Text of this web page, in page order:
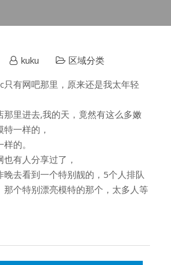
kuku
区域分类
只有网吧那里，原来还是我太年轻
那里进去,我的天，竟然有这么多嫩
一样的，
的。
有人分享过了，
晚去看到一个特别靓的，5个人排队
那个特别漂亮模特的那个，太多人等